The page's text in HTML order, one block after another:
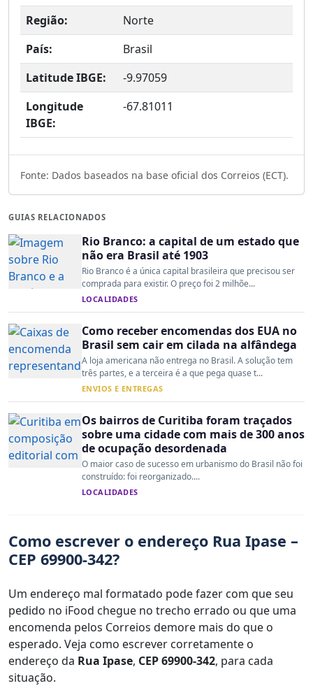
Região:
Norte
País:
Brasil
Latitude IBGE:
-9.97059
Longitude
IBGE:
-67.81011
Fonte: Dados baseados na base oficial dos Correios (ECT).
GUIAS RELACIONADOS
Rio Branco: a capital de um estado que
não era Brasil até 1903
Rio Branco é a única capital brasileira que precisou ser
comprada para existir. O preço foi 2 milhõe...
LOCALIDADES
Como receber encomendas dos EUA no
Brasil sem cair em cilada na alfândega
A loja americana não entrega no Brasil. A solução tem
três partes, e a terceira é a que pega quase t...
ENVIOS E ENTREGAS
Os bairros de Curitiba foram traçados
sobre uma cidade com mais de 300 anos
de ocupação desordenada
O maior caso de sucesso em urbanismo do Brasil não foi
construído: foi reorganizado....
LOCALIDADES
Como escrever o endereço Rua Ipase –
CEP 69900-342?
Um endereço mal formatado pode fazer com que seu
pedido no iFood chegue no trecho errado ou que uma
encomenda pelos Correios demore mais do que o
esperado. Veja como escrever corretamente o
endereço da Rua Ipase, CEP 69900-342, para cada
situação.